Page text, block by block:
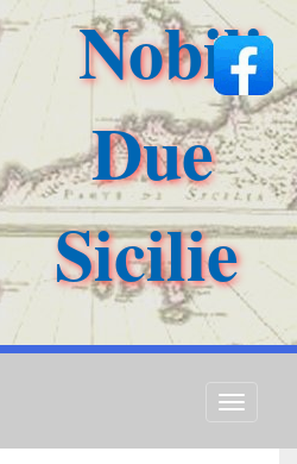
Nobili
Due
Sicilie
Toggle